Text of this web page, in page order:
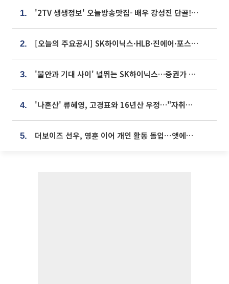
1. '2TV 생생정보' 오늘방송맛집- 배우 강성진 단골! 쌀국수ㆍ푸팟퐁 커리 맛집 '블○○○'
2. [오늘의 주요공시] SK하이닉스·HLB·진에어·포스코홀딩스·네이버·대우건설 등
3. '불안과 기대 사이' 널뛰는 SK하이닉스…증권가 "HBM4·LTA 기반 펀터멘털 견고"
4. '나혼산' 류혜영, 고경표와 16년산 우정…"자취방서 부모님과 마주쳐"
5. 더보이즈 선우, 영훈 이어 개인 활동 돌입⋯앳에어리어와 전속계약